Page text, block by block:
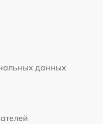
данных